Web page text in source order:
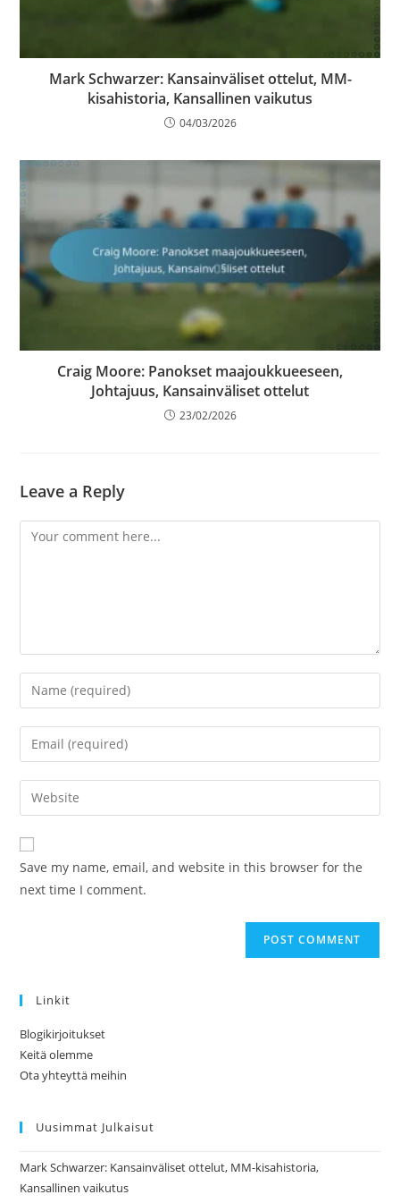
Mark Schwarzer: Kansainväliset ottelut, MM-
kisahistoria, Kansallinen vaikutus
04/03/2026
Craig Moore: Panokset maajoukkueeseen,
Johtajuus, Kansainväliset ottelut
23/02/2026
Leave a Reply
Comment
Enter
your
name
comment
Enter
your
email
address
comment
Enter
your
website
URL
(optional)
Save my name, email, and website in this browser for the
next time I comment.
Linkit
Blogikirjoitukset
Keitä olemme
Ota yhteyttä meihin
Uusimmat Julkaisut
Mark Schwarzer: Kansainväliset ottelut, MM-kisahistoria,
Kansallinen vaikutus